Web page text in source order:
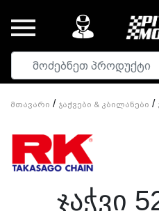
Მთავარი / Ჯაჭვები & Კბილანები /
Ჯაჭვი